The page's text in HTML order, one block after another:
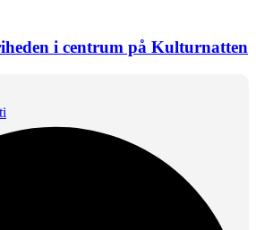
i centrum på Kulturnatten